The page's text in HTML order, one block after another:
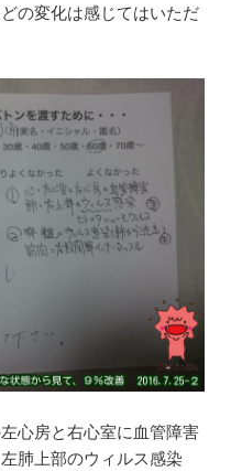
の変化は感じてはいただ
心房と右心室に血管障害
肺上部のウィルス感染